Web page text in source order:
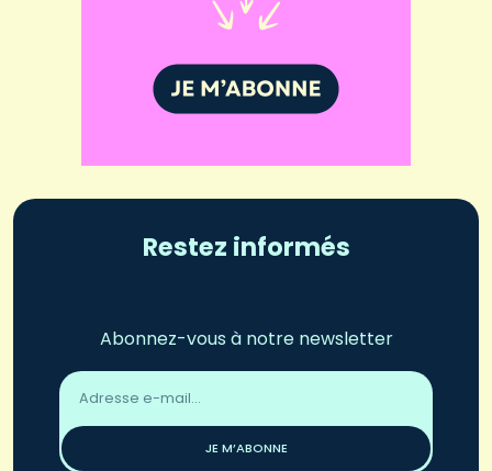
Restez informés
Abonnez-vous à notre newsletter
Adresse
email
JE M’ABONNE